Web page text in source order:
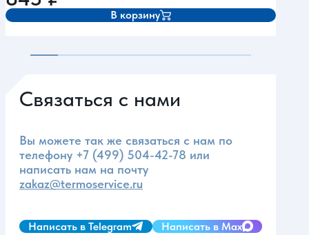
В корзину
Связаться с нами
Вы можете так же связаться с нам по
телефону +7 (499) 504-42-78 или
написать нам на почту
zakaz@termoservice.ru
Написать в Telegram Написать в Max